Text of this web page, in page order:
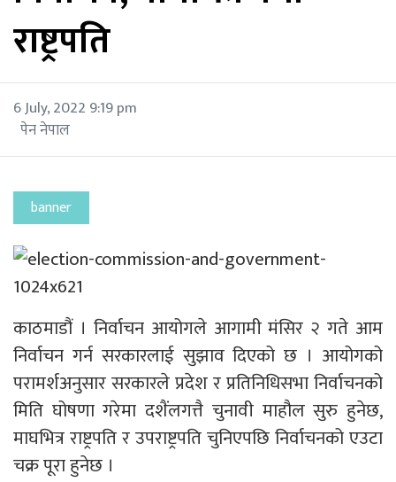
राष्ट्रपति
6 July, 2022 9:19 pm
पेन नेपाल
banner
काठमाडौं । निर्वाचन आयोगले आगामी मंसिर २ गते आम
निर्वाचन गर्न सरकारलाई सुझाव दिएको छ । आयोगको
परामर्शअनुसार सरकारले प्रदेश र प्रतिनिधिसभा निर्वाचनको
मिति घोषणा गरेमा दशैंलगत्तै चुनावी माहौल सुरु हुनेछ,
माघभित्र राष्ट्रपति र उपराष्ट्रपति चुनिएपछि निर्वाचनको एउटा
चक्र पूरा हुनेछ ।